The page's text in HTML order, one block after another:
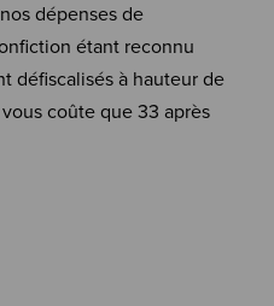
dépenses de
étant reconnu
défiscalisés à hauteur de
coûte que 33 après